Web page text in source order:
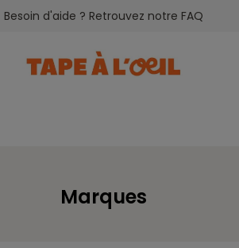
Besoin d'aide ? Retrouvez notre FAQ
Marques